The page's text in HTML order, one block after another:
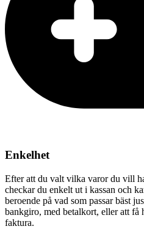
Enkelhet
Efter att du valt vilka varor du vill
checkar du enkelt ut i kassan och
beroende på vad som passar bäst
bankgiro, med betalkort, eller att få
faktura.